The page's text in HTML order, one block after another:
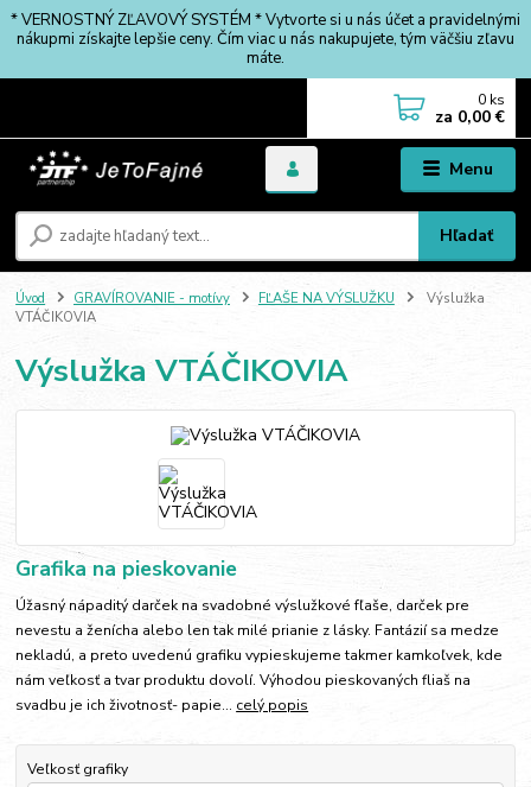
* VERNOSTNÝ ZĽAVOVÝ SYSTÉM * Vytvorte si u nás účet a pravidelnými
nákupmi získajte lepšie ceny. Čím viac u nás nakupujete, tým väčšiu zľavu
máte.
Menu
Hľadať
0 ks
za 0,00 €
Úvod GRAVÍROVANIE - motívy FĽAŠE NA VÝSLUŽKU
Výslužka
VTÁČIKOVIA
Výslužka VTÁČIKOVIA
Grafika na pieskovanie
Úžasný nápaditý darček na svadobné výslužkové fľaše, darček pre
nevestu a ženícha alebo len tak milé prianie z lásky. Fantázií sa medze
nekladú, a preto uvedenú grafiku vypieskujeme takmer kamkoľvek, kde
nám veľkosť a tvar produktu dovolí. Výhodou pieskovaných fliaš na
svadbu je ich životnosť- papie... celý popis
Veľkosť grafiky